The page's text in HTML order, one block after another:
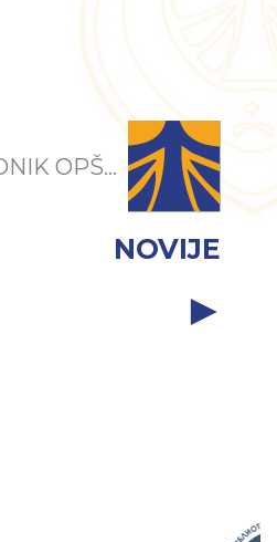
OPŠ...
NOVIJE